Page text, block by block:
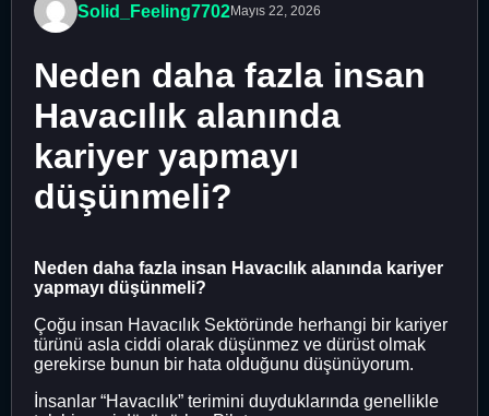
Solid_Feeling7702Mayıs 22, 2026
Neden daha fazla insan
Havacılık alanında
kariyer yapmayı
düşünmeli?
Neden daha fazla insan Havacılık alanında kariyer
yapmayı düşünmeli?
Çoğu insan Havacılık Sektöründe herhangi bir kariyer
türünü asla ciddi olarak düşünmez ve dürüst olmak
gerekirse bunun bir hata olduğunu düşünüyorum.
İnsanlar “Havacılık” terimini duyduklarında genellikle